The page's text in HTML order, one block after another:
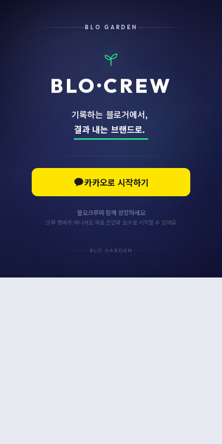
BLO GARDEN
BLO·CREW
기록하는 블로거에서,
결과 내는 브랜드로.
카카오로 시작하기
블오크루와 함께 성장하세요
크루 멤버가 아니어도 무료 진단과 도구로 시작할 수 있어요
BLO GARDEN